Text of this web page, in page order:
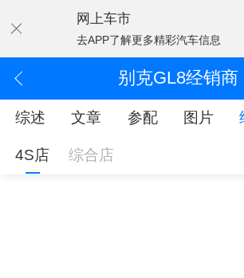
网上车市
去APP了解更多精彩汽车信息
别克GL8经销商
综述 文章 参配 图片
4S店 综合店